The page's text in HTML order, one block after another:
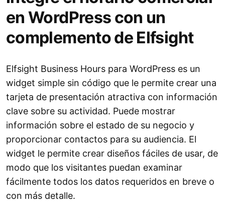
en WordPress con un
complemento de Elfsight
Elfsight Business Hours para WordPress es un
widget simple sin código que le permite crear una
tarjeta de presentación atractiva con información
clave sobre su actividad. Puede mostrar
información sobre el estado de su negocio y
proporcionar contactos para su audiencia. El
widget le permite crear diseños fáciles de usar, de
modo que los visitantes puedan examinar
fácilmente todos los datos requeridos en breve o
con más detalle.